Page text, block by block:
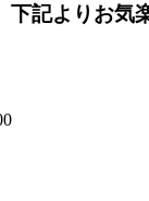
記よりお気